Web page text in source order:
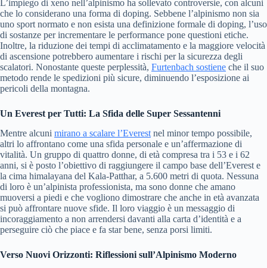
L’impiego di xeno nell’alpinismo ha sollevato controversie, con alcuni
che lo considerano una forma di doping. Sebbene l’alpinismo non sia
uno sport normato e non esista una definizione formale di doping, l’uso
di sostanze per incrementare le performance pone questioni etiche.
Inoltre, la riduzione dei tempi di acclimatamento e la maggiore velocità
di ascensione potrebbero aumentare i rischi per la sicurezza degli
scalatori. Nonostante queste perplessità, Furtenbach sostiene che il suo
metodo rende le spedizioni più sicure, diminuendo l’esposizione ai
pericoli della montagna.
Un Everest per Tutti: La Sfida delle Super Sessantenni
Mentre alcuni mirano a scalare l’Everest nel minor tempo possibile,
altri lo affrontano come una sfida personale e un’affermazione di
vitalità. Un gruppo di quattro donne, di età compresa tra i 53 e i 62
anni, si è posto l’obiettivo di raggiungere il campo base dell’Everest e
la cima himalayana del Kala-Patthar, a 5.600 metri di quota. Nessuna
di loro è un’alpinista professionista, ma sono donne che amano
muoversi a piedi e che vogliono dimostrare che anche in età avanzata
si può affrontare nuove sfide. Il loro viaggio è un messaggio di
incoraggiamento a non arrendersi davanti alla carta d’identità e a
perseguire ciò che piace e fa star bene, senza porsi limiti.
Verso Nuovi Orizzonti: Riflessioni sull’Alpinismo Moderno